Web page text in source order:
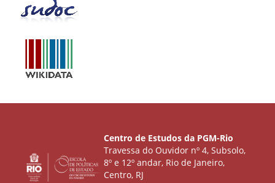
Centro de Estudos da PGM-Rio
Travessa do Ouvidor nº 4, Subsolo,
8º e 12º andar, Rio de Janeiro,
Centro, RJ